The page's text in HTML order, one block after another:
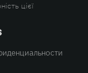
цієї